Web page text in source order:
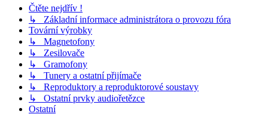
Čtěte nejdřív !
↳ Základní informace administrátora o provozu fóra
Tovární výrobky
↳ Magnetofony
↳ Zesilovače
↳ Gramofony
↳ Tunery a ostatní přijímače
↳ Reproduktory a reproduktorové soustavy
↳ Ostatní prvky audiořetězce
Ostatní